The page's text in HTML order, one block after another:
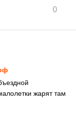
0
жарят там